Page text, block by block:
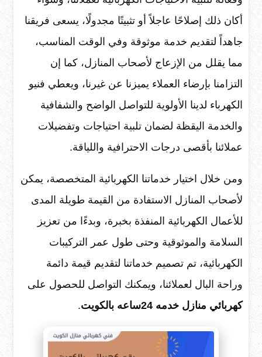
أكان ذلك إصلاحًا عاجلاً أو تثبيتًا مجدولًا، يسعى فريقنا
جاهداً لتقديم خدمة موثوقة وفي الوقت المناسب،
مما يقلل من الإزعاج لأصحاب المنازل، كما إن
التزامنا بإرضاء العملاء يميزنا عن غيرنا، ويعطي فنيو
الكهرباء لدينا الأولوية للتواصل الواضح والشفافية
والخدمة اليقظة لضمان تلبية احتياجات وتفضيلات
عملائنا بأقصى درجات الاحترافية واللياقة.
ومن خلال اختيار خدماتنا الكهربائية المتخصصة، يمكن
لأصحاب المنازل الاستفادة من القيمة طويلة المدى
للأعمال الكهربائية المنفذة بخبرة، وبدءًا من تعزيز
السلامة والموثوقية وحتى طول عمر التركيبات
الكهربائية، تم تصميم خدماتنا لتقديم قيمة دائمة
وراحة البال لعملائنا، ويمكنك التواصل للحصول على
كهربائي منازل خدمه 24ساعه بالكويت
.